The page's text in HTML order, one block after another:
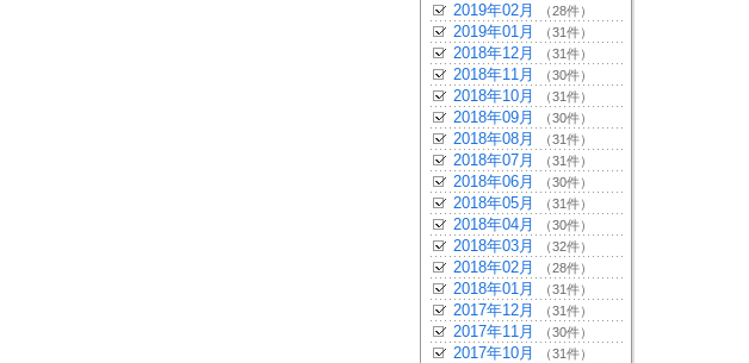
2019年02月 （28件）
2019年01月 （31件）
2018年12月 （31件）
2018年11月 （30件）
2018年10月 （31件）
2018年09月 （30件）
2018年08月 （31件）
2018年07月 （31件）
2018年06月 （30件）
2018年05月 （31件）
2018年04月 （30件）
2018年03月 （32件）
2018年02月 （28件）
2018年01月 （31件）
2017年12月 （31件）
2017年11月 （30件）
2017年10月 （31件）